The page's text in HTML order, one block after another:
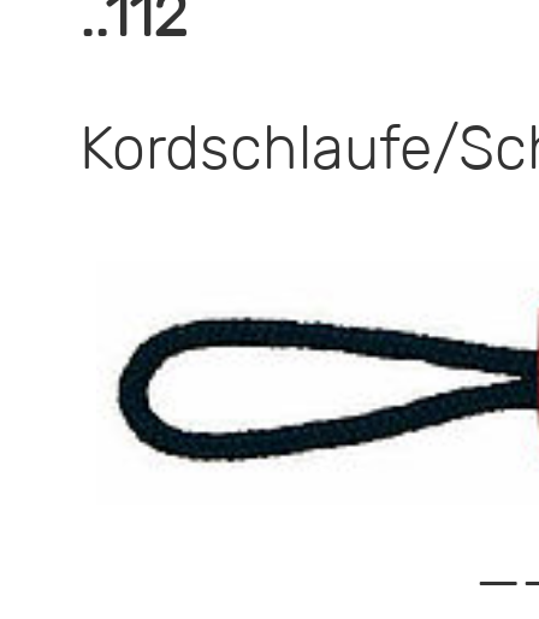
..112
Kordschlaufe/